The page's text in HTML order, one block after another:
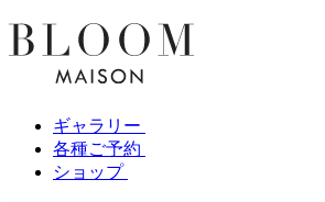
ギャラリー
各種ご予約
ショップ